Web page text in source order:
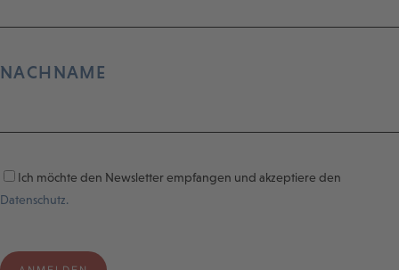
NACHNAME
Ich möchte den Newsletter empfangen und akzeptiere den
Datenschutz.